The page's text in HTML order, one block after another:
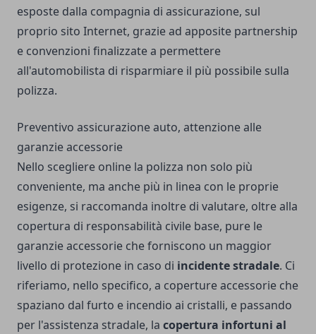
esposte dalla compagnia di assicurazione, sul
proprio sito Internet, grazie ad apposite partnership
e convenzioni finalizzate a permettere
all'automobilista di risparmiare il più possibile sulla
polizza.
Preventivo assicurazione auto, attenzione alle
garanzie accessorie
Nello scegliere online la polizza non solo più
conveniente, ma anche più in linea con le proprie
esigenze, si raccomanda inoltre di valutare, oltre alla
copertura di responsabilità civile base, pure le
garanzie accessorie che forniscono un maggior
livello di protezione in caso di incidente stradale. Ci
riferiamo, nello specifico, a coperture accessorie che
spaziano dal furto e incendio ai cristalli, e passando
per l'assistenza stradale, la copertura infortuni al